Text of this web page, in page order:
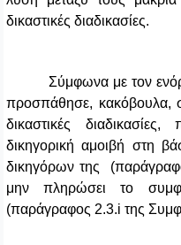
δικαστικές διαδικασίες.
Σύμφωνα με τον
προσπάθησε, κακόβουλα,
δικαστικές
δικηγορική αμοιβή στη
δικηγόρων της
μην πληρώσει το
(παράγραφος 2.3.i της